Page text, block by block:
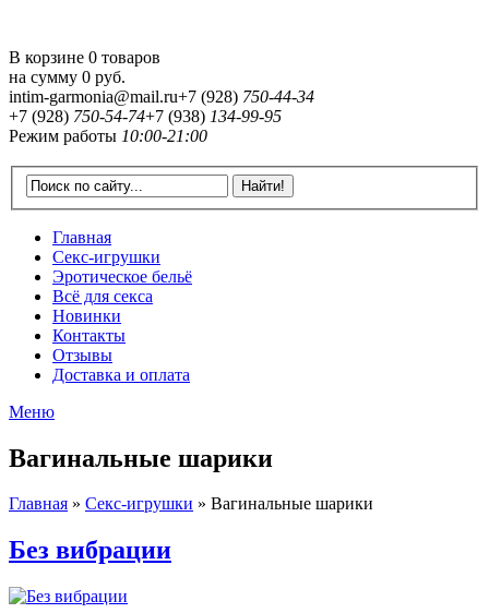
В корзине 0 товаров
на сумму 0 руб.
intim-garmonia@mail.ru+7 (928) 750-44-34
+7 (928) 750-54-74+7 (938) 134-99-95
Режим работы 10:00-21:00
Главная
Секс-игрушки
Эротическое бельё
Всё для секса
Новинки
Контакты
Отзывы
Доставка и оплата
Меню
Вагинальные шарики
Главная » Секс-игрушки » Вагинальные шарики
Без вибрации